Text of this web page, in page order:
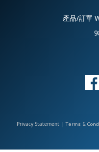
產品/訂單
Privacy Statement| Terms &